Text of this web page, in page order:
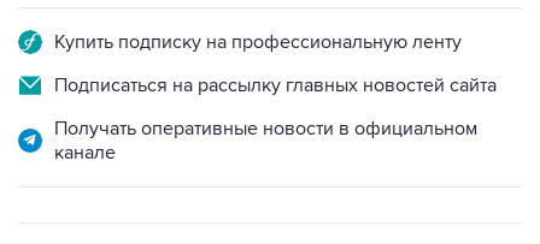
Купить подписку на профессиональную ленту
Подписаться на рассылку главных новостей сайта
Получать оперативные новости в официальном
канале